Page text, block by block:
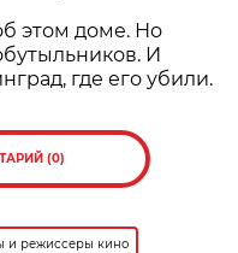
этом доме. Но
И
где его убили.
(0)
и режиссеры кино